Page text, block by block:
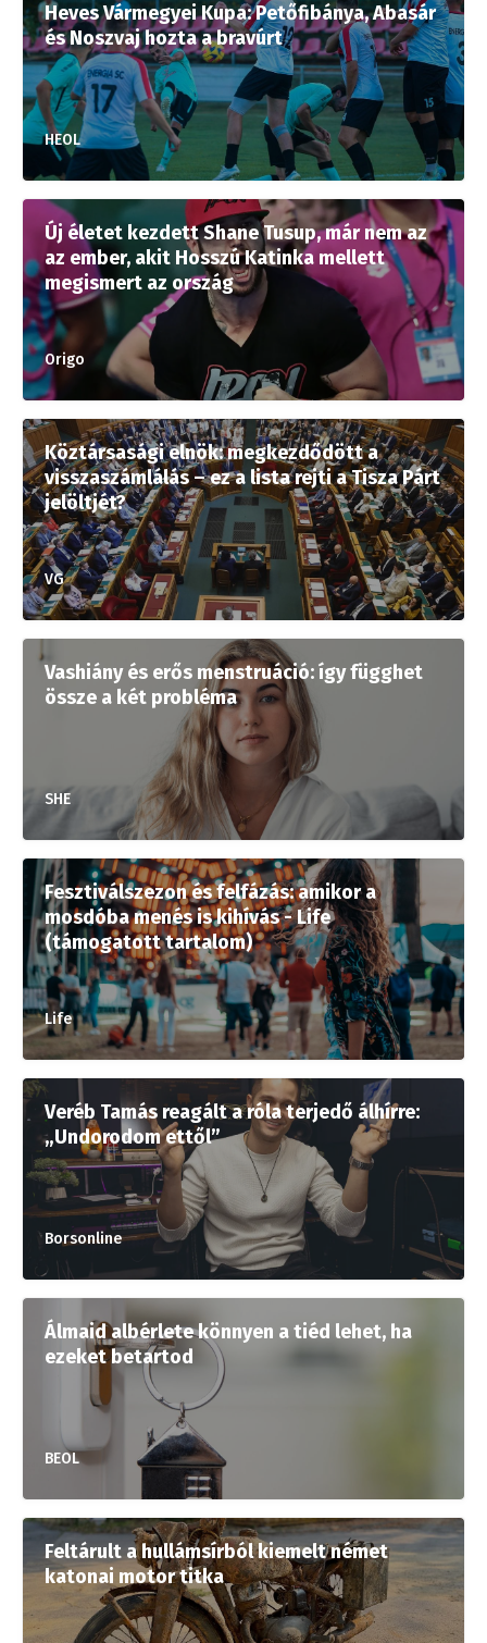
Heves Vármegyei Kupa: Petőfibánya, Abasár
és Noszvaj hozta a bravúrt
HEOL
Új életet kezdett Shane Tusup, már nem az
az ember, akit Hosszú Katinka mellett
megismert az ország
Origo
Köztársasági elnök: megkezdődött a
visszaszámlálás – ez a lista rejti a Tisza Párt
jelöltjét?
VG
Vashiány és erős menstruáció: így függhet
össze a két probléma
SHE
Fesztiválszezon és felfázás: amikor a
mosdóba menés is kihívás - Life
(támogatott tartalom)
Life
Veréb Tamás reagált a róla terjedő álhírre:
„Undorodom ettől”
Borsonline
Álmaid albérlete könnyen a tiéd lehet, ha
ezeket betartod
BEOL
Feltárult a hullámsírból kiemelt német
katonai motor titka